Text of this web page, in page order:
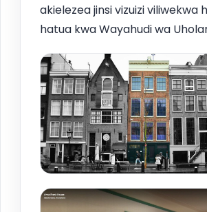
akielezea jinsi vizuizi viliwekwa
hatua kwa Wayahudi wa